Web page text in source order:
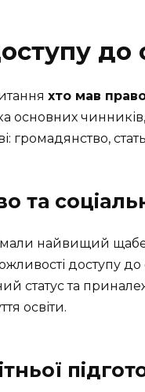
до
хто мав
основних
громадянство,
та
найвищий
доступу
статус та
освіти.